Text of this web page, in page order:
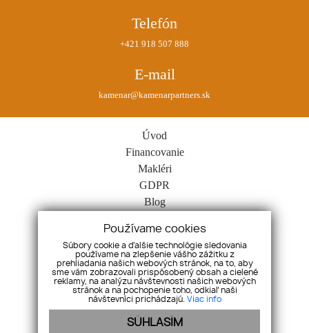
Telefón
+421 918 507 888
E-mail
kamenar@kamenarpartners.sk
Úvod
Financovanie
Makléri
GDPR
Blog
Kontakt
Cookies
Nehnuteľnosti
Byty
Domy
Pozemky
Používame cookies
Súbory cookie a ďalšie technológie sledovania
používame na zlepšenie vášho zážitku z
prehliadania našich webových stránok, na to, aby
sme vám zobrazovali prispôsobený obsah a cielené
reklamy, na analýzu návštevnosti našich webových
stránok a na pochopenie toho, odkiaľ naši
návštevníci prichádzajú. Viac info
SÚHLASÍM